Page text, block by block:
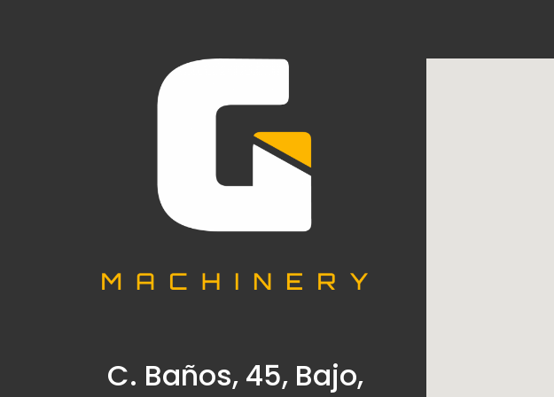
C. Baños, 45, Bajo,